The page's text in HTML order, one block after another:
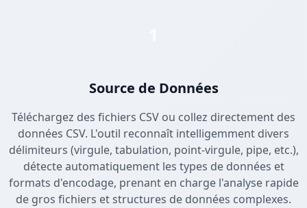
Source de Données
Téléchargez des fichiers CSV ou collez directement des
données CSV. L'outil reconnaît intelligemment divers
délimiteurs (virgule, tabulation, point-virgule, pipe, etc.),
détecte automatiquement les types de données et
formats d'encodage, prenant en charge l'analyse rapide
de gros fichiers et structures de données complexes.